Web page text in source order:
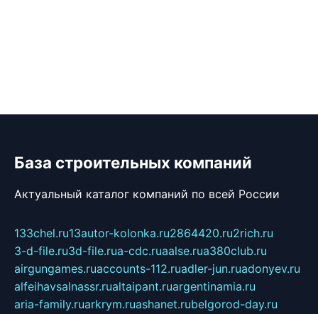
База строительных компаний
Актуальный каталог компаний по всей России
133chel.ru13autor-kolonka.ru2864420.ru2rich.ru
3-d-file.ru3d-file.rua-cdc.ruaalse.rua380club.ru
airgungames.ruaccounts-112.ruadler-jun.ruadonyev.ru
alfeihavsalnassr.rualtaipant.ruargentinamia.ru
aria-family.ruarkrym.ruashanet.rubelgorod-day.ru